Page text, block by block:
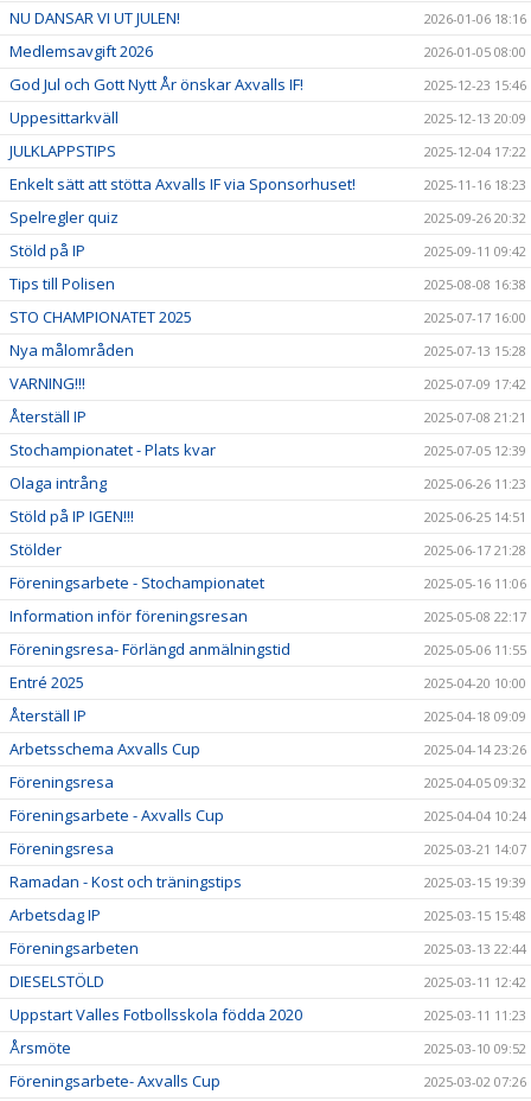
NU DANSAR VI UT JULEN! 2026-01-06 18:16
Medlemsavgift 2026 2026-01-05 08:00
God Jul och Gott Nytt År önskar Axvalls IF! 2025-12-23 15:46
Uppesittarkväll 2025-12-13 20:09
JULKLAPPSTIPS 2025-12-04 17:22
Enkelt sätt att stötta Axvalls IF via Sponsorhuset! 2025-11-16 18:23
Spelregler quiz 2025-09-26 20:32
Stöld på IP 2025-09-11 09:42
Tips till Polisen 2025-08-08 16:38
STO CHAMPIONATET 2025 2025-07-17 16:00
Nya målområden 2025-07-13 15:28
VARNING!!! 2025-07-09 17:42
Återställ IP 2025-07-08 21:21
Stochampionatet - Plats kvar 2025-07-05 12:39
Olaga intrång 2025-06-26 11:23
Stöld på IP IGEN!!! 2025-06-25 14:51
Stölder 2025-06-17 21:28
Föreningsarbete - Stochampionatet 2025-05-16 11:06
Information inför föreningsresan 2025-05-08 22:17
Föreningsresa- Förlängd anmälningstid 2025-05-06 11:55
Entré 2025 2025-04-20 10:00
Återställ IP 2025-04-18 09:09
Arbetsschema Axvalls Cup 2025-04-14 23:26
Föreningsresa 2025-04-05 09:32
Föreningsarbete - Axvalls Cup 2025-04-04 10:24
Föreningsresa 2025-03-21 14:07
Ramadan - Kost och träningstips 2025-03-15 19:39
Arbetsdag IP 2025-03-15 15:48
Föreningsarbeten 2025-03-13 22:44
DIESELSTÖLD 2025-03-11 12:42
Uppstart Valles Fotbollsskola födda 2020 2025-03-11 11:23
Årsmöte 2025-03-10 09:52
Föreningsarbete- Axvalls Cup 2025-03-02 07:26